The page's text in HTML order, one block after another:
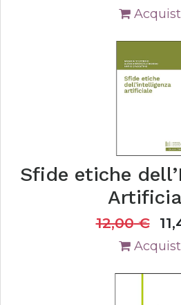
Sfide etiche
12,00€